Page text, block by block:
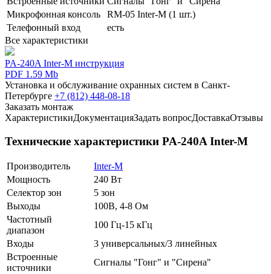
Микрофонная консоль
RM-05 Inter-M (1 шт.)
Телефонный вход
есть
Все характеристики
PA-240A Inter-M инструкция
PDF 1.59 Mb
Установка и обслуживание охранных систем в Санкт-
Петербурге +7 (812) 448-08-18
Заказать монтаж
ХарактеристикиДокументацияЗадать вопросДоставкаОтзывы
Технические характеристики PA-240A Inter-M
Производитель
Inter-M
Мощность
240 Вт
Селектор зон
5 зон
Выходы
100В, 4-8 Ом
Частотный
диапазон
100 Гц-15 кГц
Входы
3 универсальных/3 линейных
Встроенные
источники
Сигналы "Гонг" и "Сирена"